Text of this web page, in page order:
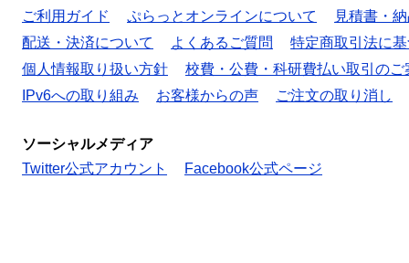
ご利用ガイド
ぷらっとオンラインについて
見積書・
配送・決済について
よくあるご質問
特定商取引法に
個人情報取り扱い方針
校費・公費・科研費払い取引のご
IPv6への取り組み
お客様からの声 ご注文の取り消し
ソーシャルメディア
Twitter公式アカウント
Facebook公式ページ